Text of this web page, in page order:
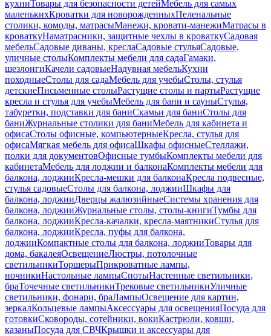
кухниТовары для безопасности детейМебель для самых
маленькихКроватки для новорожденныхПеленальные
столики, комоды, матрасыМанежи, кровати-манежиМатрасы в
кроваткуНаматрасники, защитные чехлы в кроваткуСадовая
мебельСадовые диваны, креслаСадовые стульяСадовые,
уличные столыКомплекты мебели для садаГамаки,
шезлонгиКачели садовыеНадувная мебельКухни
походныеСтолы для садаМебель для учебыСтолы, стулья
детскиеПисьменные столыРастущие столы и партыРастущие
кресла и стулья для учебыМебель для бани и сауныСтулья,
табуретки, подставки для баниСкамьи для баниСтолы для
баниЖурнальные столики для баниМебель для кабинета и
офисаСтолы офисные, компьютерныеКресла, стулья для
офисаМягкая мебель для офисаШкафы офисныеСтеллажи,
полки для документовОфисные тумбыКомплекты мебели для
кабинетаМебель для лоджии и балконаКомплекты мебели для
балкона, лоджииКресла-мешки для балконаКресла подвесные,
стулья садовыеСтолы для балкона, лоджииШкафы для
балкона, лоджииДверцы жалюзийныеСистемы хранения для
балкона, лоджииЖурнальные столы, столы-книгиТумбы для
балкона, лоджииКресла-качалки, кресла-маятникиСтулья для
балкона, лоджииКресла, пуфы для балкона,
лоджииКомпактные столы для балкона, лоджииТовары для
дома, бакалеяОсвещениеЛюстры, потолочные
светильникиТоршерыПрикроватные лампы,
ночникиНастольные лампыСпотыНастенные светильники,
браТочечные светильникиТрековые светильникиУличные
светильники, фонари, браЛампыОсвещение для картин,
зеркалКольцевые лампыАксессуары для освещенияПосуда для
готовкиСковороды, сотейники, вокиКастрюли, ковши,
казаныПосуда для СВЧКрышки и аксессуары для